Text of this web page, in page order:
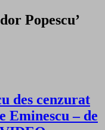
Popescu’
des cenzurat
Eminescu – de